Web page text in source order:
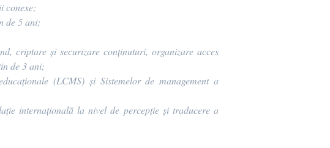
conexe;
de 5 ani;
criptare și securizare conținuturi, organizare acces
de 3 ani;
(LCMS) și Sistemelor de management a
internațională la nivel de percepție și traducere a